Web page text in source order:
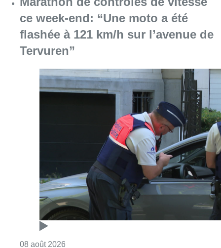
Consulter l'article "Marathon de contrôles
L’Union Saint-Gilloise attire
Bertram Kvist, milieu danois de 21
ans qui renforce les U23